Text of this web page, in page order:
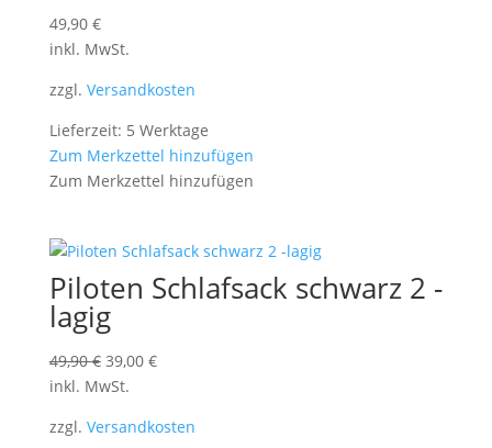
49,90 €
inkl. MwSt.
zzgl. Versandkosten
Lieferzeit: 5 Werktage
Zum Merkzettel hinzufügen
Zum Merkzettel hinzufügen
Piloten Schlafsack schwarz 2 -
lagig
49,90€ Ursprünglicher
Preis
49,90 €
39,00 €Aktueller
39,00 €.
inkl. MwSt.
zzgl. Versandkosten